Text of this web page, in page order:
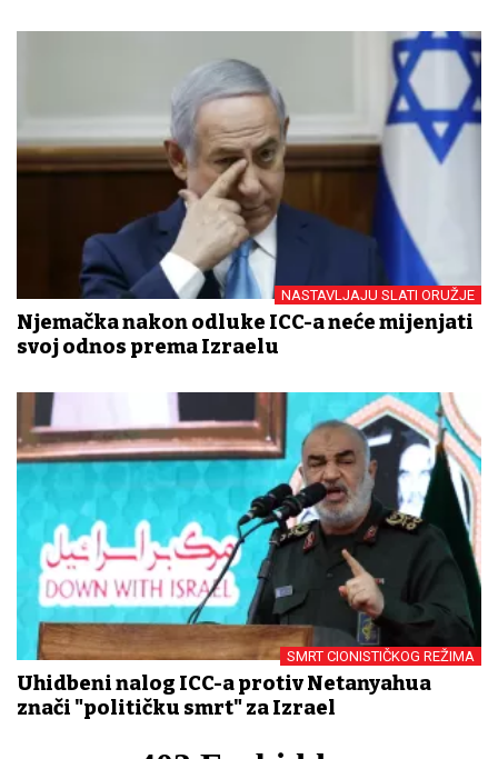
NASTAVLJAJU SLATI ORUŽJE
Njemačka nakon odluke ICC-a neće mijenjati
svoj odnos prema Izraelu
SMRT CIONISTIČKOG REŽIMA
Uhidbeni nalog ICC-a protiv Netanyahua
znači "političku smrt" za Izrael